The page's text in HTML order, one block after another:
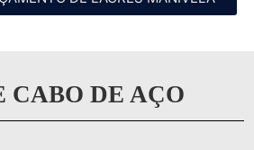
CABO DE AÇO